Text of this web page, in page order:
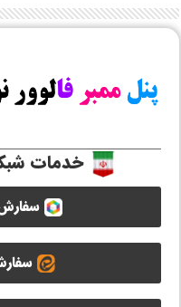
خدمات
سفارش